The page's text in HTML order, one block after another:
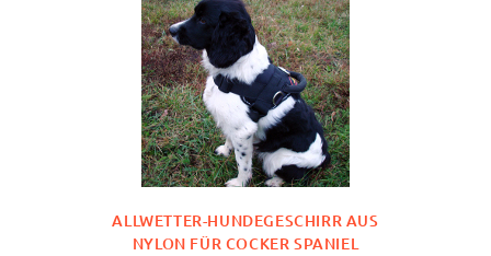
ALLWETTER-HUNDEGESCHIRR AUS
NYLON FÜR COCKER SPANIEL